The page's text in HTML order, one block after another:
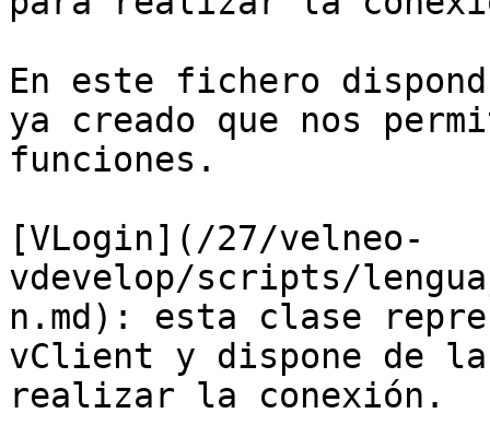
En este fichero
ya creado que nos
funciones.
[VLogin](/27/velneo-
vdevelop/scripts/
n.md): esta clase
vClient y dispone de
realizar la conexión.